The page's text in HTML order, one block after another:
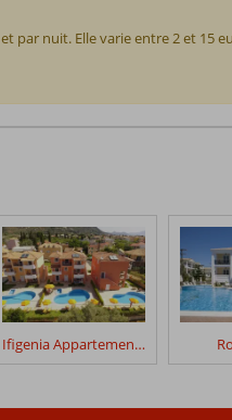
par nuit. Elle varie entre 2 et 15
Ifigenia Appartements